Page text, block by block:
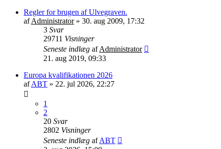
Regler for brugen af Ulvegraven.
afAdministrator» 30. aug 2009, 17:32
3 Svar
29711 Visninger
Seneste indlæg afAdministrator
21. aug 2019, 09:33
Europa kvalifikationen 2026
afABT » 22. jul 2026, 22:27
1
2
20 Svar
2802 Visninger
Seneste indlæg afABT